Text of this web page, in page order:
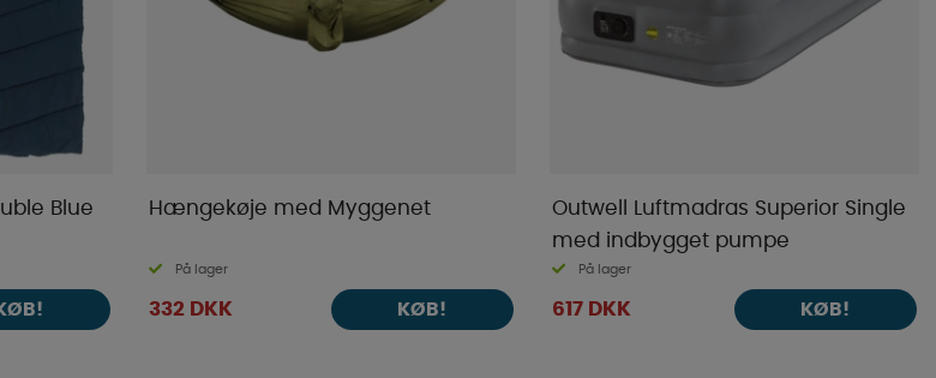
Blue Hængekøje med Myggenet
På lager
332 DKK KØB!
Outwell Luftmadras Superior Single
med indbygget pumpe
På lager
617 DKK KØB!